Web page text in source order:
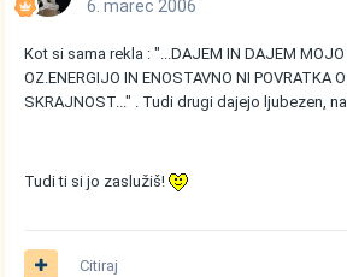
6. marec 2006
Kot si sama rekla : "...DAJEM IN DAJEM MOJO
OZ.ENERGIJO IN ENOSTAVNO NI POVRATKA
SKRAJNOST..." . Tudi drugi dajejo ljubezen,
Tudi ti si jo zaslužiš!
Citiraj